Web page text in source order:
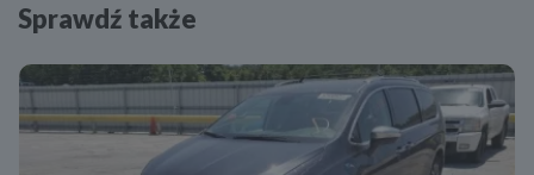
Sprawdź także